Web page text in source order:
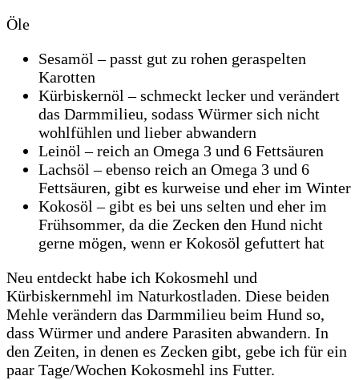
Öle
Sesamöl – passt gut zu rohen geraspelten
Karotten
Kürbiskernöl – schmeckt lecker und verändert
das Darmmilieu, sodass Würmer sich nicht
wohlfühlen und lieber abwandern
Leinöl – reich an Omega 3 und 6 Fettsäuren
Lachsöl – ebenso reich an Omega 3 und 6
Fettsäuren, gibt es kurweise und eher im Winter
Kokosöl – gibt es bei uns selten und eher im
Frühsommer, da die Zecken den Hund nicht
gerne mögen, wenn er Kokosöl gefuttert hat
Neu entdeckt habe ich Kokosmehl und
Kürbiskernmehl im Naturkostladen. Diese beiden
Mehle verändern das Darmmilieu beim Hund so,
dass Würmer und andere Parasiten abwandern. In
den Zeiten, in denen es Zecken gibt, gebe ich für ein
paar Tage/Wochen Kokosmehl ins Futter.